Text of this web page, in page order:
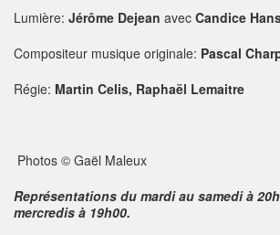
Lumière: Jérôme Dejean avec Candice
Compositeur musique originale: Pascal
Régie: Martin Celis, Raphaël Lemaitre
Photos © Gaël Maleux
Représentations du mardi au samedi à
mercredis à 19h00.